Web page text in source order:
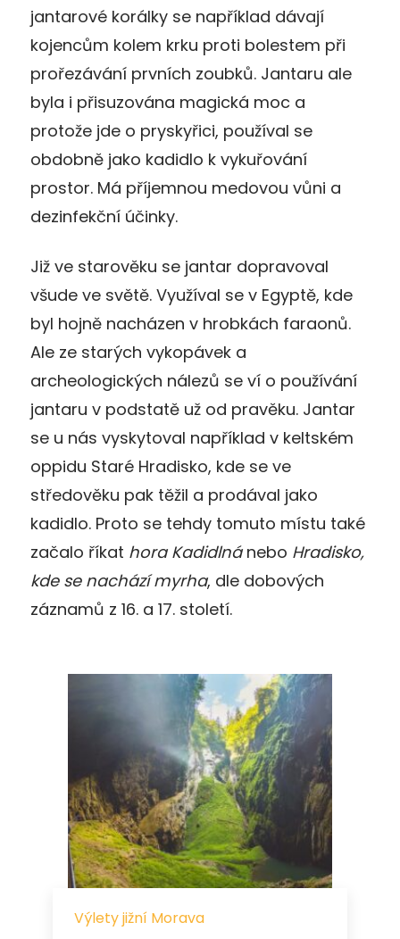
jantarové korálky se například dávají
kojencům kolem krku proti bolestem při
prořezávání prvních zoubků. Jantaru ale
byla i přisuzována magická moc a
protože jde o pryskyřici, používal se
obdobně jako kadidlo k vykuřování
prostor. Má příjemnou medovou vůni a
dezinfekční účinky.
Již ve starověku se jantar dopravoval
všude ve světě. Využíval se v Egyptě, kde
byl hojně nacházen v hrobkách faraonů.
Ale ze starých vykopávek a
archeologických nálezů se ví o používání
jantaru v podstatě už od pravěku. Jantar
se u nás vyskytoval například v keltském
oppidu Staré Hradisko, kde se ve
středověku pak těžil a prodával jako
kadidlo. Proto se tehdy tomuto místu také
začalo říkat hora Kadidlnánebo Hradisko,
kde se nachází myrha, dle dobových
záznamů z 16. a 17. století.